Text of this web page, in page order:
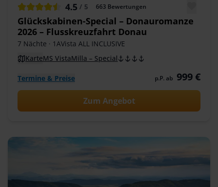
4.5 / 5 663 Bewertungen
Glückskabinen-Special – Donauromanze
2026 – Flusskreuzfahrt Donau
7 Nächte · 1AVista ALL INCLUSIVE
KarteMS VistaMilla – Special
Termine & Preise p.P. ab 999 €
Zum Angebot